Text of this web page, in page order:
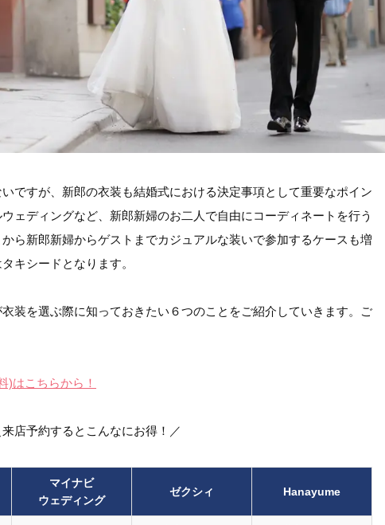
ですが、新郎の衣装も結婚式における決定事項として重要なポイン
ェディングなど、新郎新婦のお二人で自由にコーディネートを行う
ら新郎新婦からゲストまでカジュアルな装いで参加するケースも増
キシードとなります。
装を選ぶ際に知っておきたい６つのことをご紹介していきます。ご
)はこちらから！
来店予約するとこんなにお得！／
マイナビ
ウェディング
ゼクシィ Hanayume